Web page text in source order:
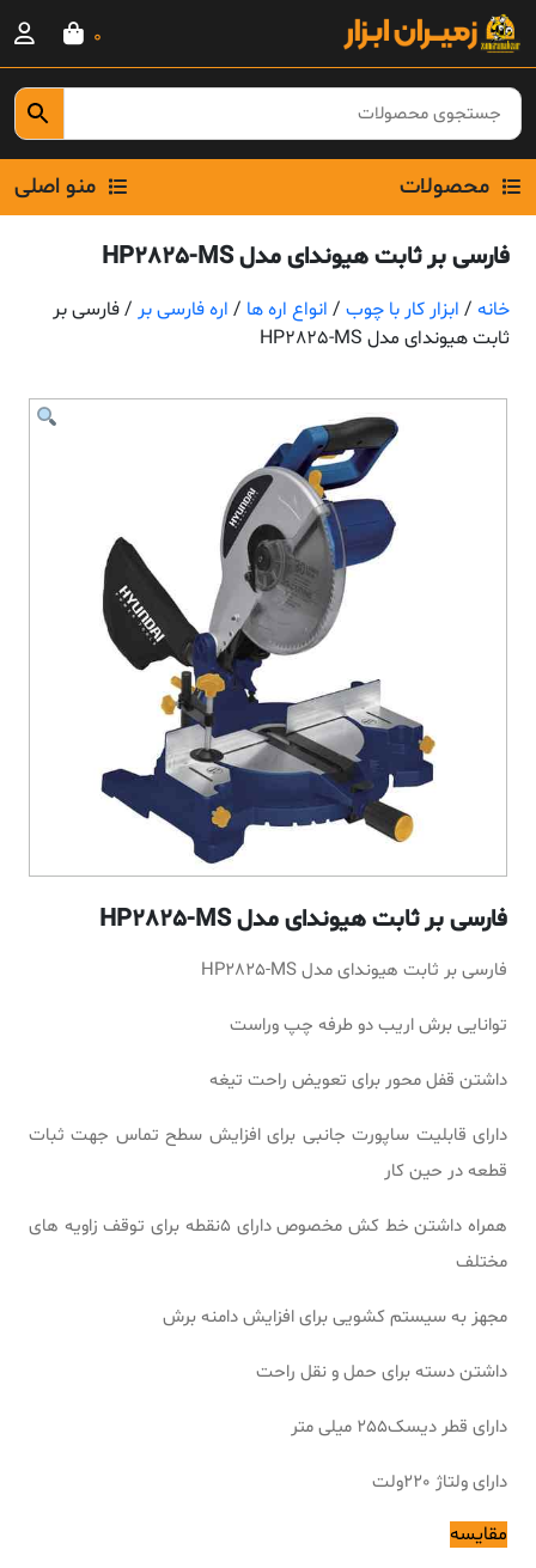
Skip
content
0
محصولات منو اصلی
فارسی بر ثابت هیوندای مدل HP2825-MS
خانه / ابزار کار با چوب / انواع اره ها / اره فارسی بر / فارسی بر
ثابت هیوندای مدل HP2825-MS
فارسی بر ثابت هیوندای مدل HP2825-MS
فارسی بر ثابت هیوندای مدل HP2825-MS
توانایی برش اریب دو طرفه چپ وراست
داشتن قفل محور برای تعویض راحت تیغه
دارای قابلیت ساپورت جانبی برای افزایش سطح تماس جهت ثبات
قطعه در حین کار
همراه داشتن خط کش مخصوص دارای 5نقطه برای توقف زاویه های
مختلف
مجهز به سیستم کشویی برای افزایش دامنه برش
داشتن دسته برای حمل و نقل راحت
دارای قطر دیسک255 میلی متر
دارای ولتاژ 220ولت
مقایسه